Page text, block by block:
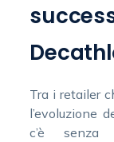
Tra i retailer
l’evoluzione
c’è senza